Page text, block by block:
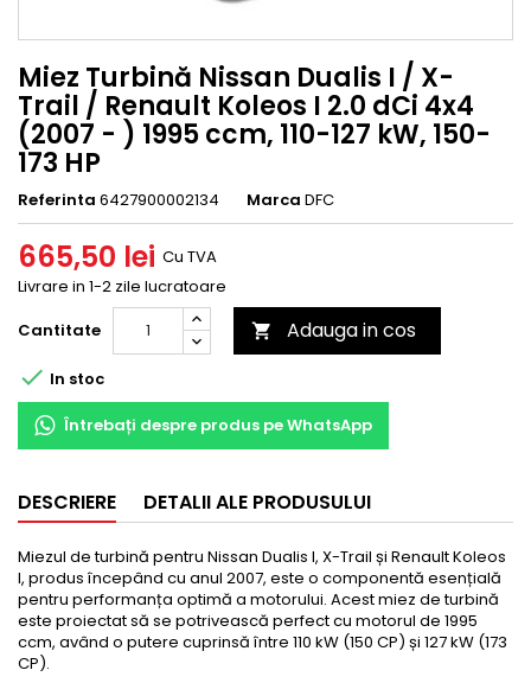
Miez Turbină Nissan Dualis I / X-
Trail / Renault Koleos I 2.0 dCi 4x4
(2007 - ) 1995 ccm, 110-127 kW, 150-
173 HP
Referinta 6427900002134 Marca DFC
665,50 lei Cu TVA
Livrare in 1-2 zile lucratoare
Cantitate
 Adauga in cos
 In stoc
Întrebați despre produs pe WhatsApp
DESCRIERE DETALII ALE PRODUSULUI
Miezul de turbină pentru Nissan Dualis I, X-Trail și Renault Koleos
I, produs începând cu anul 2007, este o componentă esențială
pentru performanța optimă a motorului. Acest miez de turbină
este proiectat să se potrivească perfect cu motorul de 1995
ccm, având o putere cuprinsă între 110 kW (150 CP) și 127 kW (173
CP).